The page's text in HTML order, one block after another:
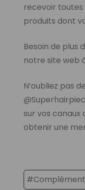
recevoir toutes
produits dont
Besoin de plus
notre site web
N’oubliez pas
sur vos canaux
obtenir une